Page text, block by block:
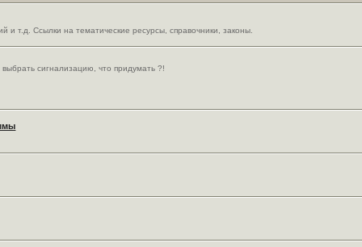
и т.д. Ссылки на тематические ресурсы, справочники, законы.
сигнализацию, что придумать ?!